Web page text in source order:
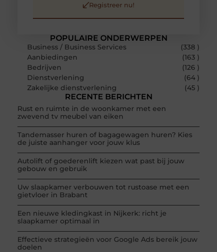
POPULAIRE ONDERWERPEN
Business / Business Services
(338 )
Aanbiedingen
(163 )
Bedrijven
(126 )
Dienstverlening
(64 )
Zakelijke dienstverlening
(45 )
RECENTE BERICHTEN
Rust en ruimte in de woonkamer met een
zwevend tv meubel van eiken
Tandemasser huren of bagagewagen huren? Kies
de juiste aanhanger voor jouw klus
Autolift of goederenlift kiezen wat past bij jouw
gebouw en gebruik
Uw slaapkamer verbouwen tot rustoase met een
gietvloer in Brabant
Een nieuwe kledingkast in Nijkerk: richt je
slaapkamer optimaal in
Effectieve strategieën voor Google Ads bereik jouw
doelen
Registreer nu!